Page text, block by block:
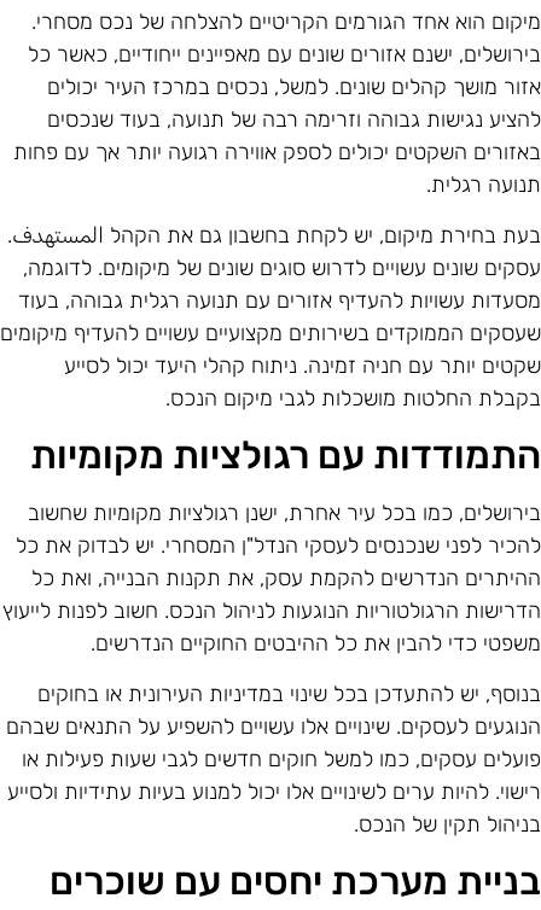
הוא אחד הגורמים הקריטיים להצלחה של נכס מסחרי.
ישנם אזורים שונים עם מאפיינים ייחודיים, כאשר כל
מושך קהלים שונים. למשל, נכסים במרכז העיר יכולים
נגישות גבוהה וזרימה רבה של תנועה, בעוד שנכסים
השקטים יכולים לספק אווירה רגועה יותר אך עם פחות
רגלית.
בחירת מיקום, יש לקחת בחשבון גם את הקהל المستهدف.
שונים עשויים לדרוש סוגים שונים של מיקומים. לדוגמה,
עשויות להעדיף אזורים עם תנועה רגלית גבוהה, בעוד
הממוקדים בשירותים מקצועיים עשויים להעדיף מיקומים
יותר עם חניה זמינה. ניתוח קהלי היעד יכול לסייע
החלטות מושכלות לגבי מיקום הנכס.
עם רגולציות מקומיות
כמו בכל עיר אחרת, ישנן רגולציות מקומיות שחשוב
לפני שנכנסים לעסקי הנדל"ן המסחרי. יש לבדוק את כל
הנדרשים להקמת עסק, את תקנות הבנייה, ואת כל
הרגולטוריות הנוגעות לניהול הנכס. חשוב לפנות לייעוץ
כדי להבין את כל ההיבטים החוקיים הנדרשים.
יש להתעדכן בכל שינוי במדיניות העירונית או בחוקים
לעסקים. שינויים אלו עשויים להשפיע על התנאים שבהם
עסקים, כמו למשל חוקים חדשים לגבי שעות פעילות או
להיות ערים לשינויים אלו יכול למנוע בעיות עתידיות ולסייע
תקין של הנכס.
מערכת יחסים עם שוכרים